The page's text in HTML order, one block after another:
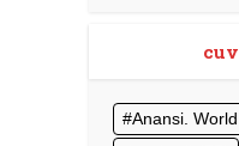
Anansi.